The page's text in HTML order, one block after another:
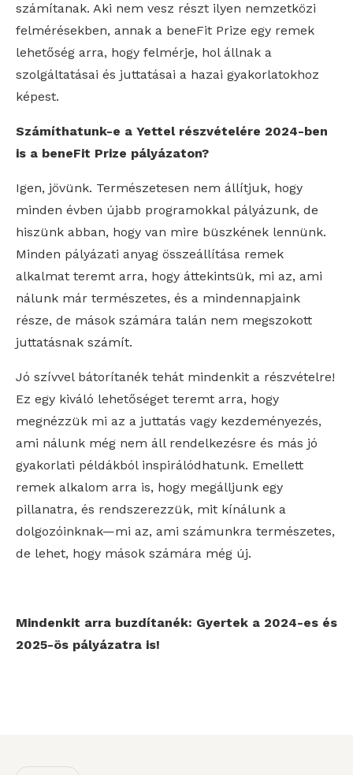
számítanak. Aki nem vesz részt ilyen nemzetközi
felmérésekben, annak a beneFit Prize egy remek
lehetőség arra, hogy felmérje, hol állnak a
szolgáltatásai és juttatásai a hazai gyakorlatokhoz
képest.
Számíthatunk-e a Yettel részvételére 2024-ben
is a beneFit Prize pályázaton?
Igen, jövünk. Természetesen nem állítjuk, hogy
minden évben újabb programokkal pályázunk, de
hiszünk abban, hogy van mire büszkének lennünk.
Minden pályázati anyag összeállítása remek
alkalmat teremt arra, hogy áttekintsük, mi az, ami
nálunk már természetes, és a mindennapjaink
része, de mások számára talán nem megszokott
juttatásnak számít.
Jó szívvel bátorítanék tehát mindenkit a részvételre!
Ez egy kiváló lehetőséget teremt arra, hogy
megnézzük mi az a juttatás vagy kezdeményezés,
ami nálunk még nem áll rendelkezésre és más jó
gyakorlati példákból inspirálódhatunk. Emellett
remek alkalom arra is, hogy megálljunk egy
pillanatra, és rendszerezzük, mit kínálunk a
dolgozóinknak—mi az, ami számunkra természetes,
de lehet, hogy mások számára még új.
Mindenkit arra buzdítanék: Gyertek a 2024-es és
2025-ös pályázatra is!